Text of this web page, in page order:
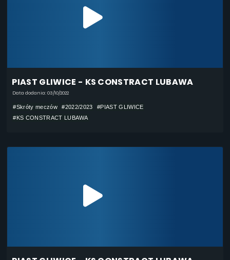
PIAST GLIWICE - KS CONSTRACT LUBAWA
Data dodania: 03/10/2022
#Skróty meczów #2022/2023
#PIAST GLIWICE
#KS CONSTRACT LUBAWA